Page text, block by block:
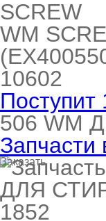
WM
10602
Поступит
506 WM
Запчасти
Заказать